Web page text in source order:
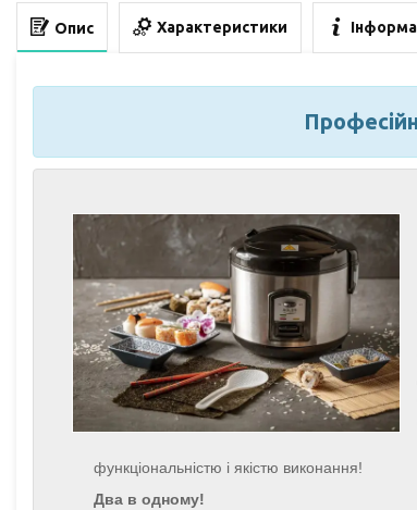
Опис Характеристики
функціональністю і якістю виконання!
Два в одному!